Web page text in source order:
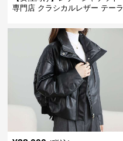
専門店 クラシカルレザー テーラ